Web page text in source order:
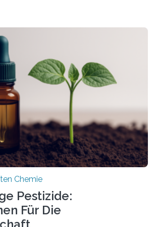
älteste bekannte Stechmücken-
Myanmar und hat sich in
Zustand erhalten. Es konnte als neue
beschrieben werden und trägt
Cretosabethes primaevus. Dieser erste
einer Stechmückenlarve in Bernstein
den ersten Fossilfund einer
dem Mesozoikum dar, denn…
Chemie
Pestizide:
Für Die